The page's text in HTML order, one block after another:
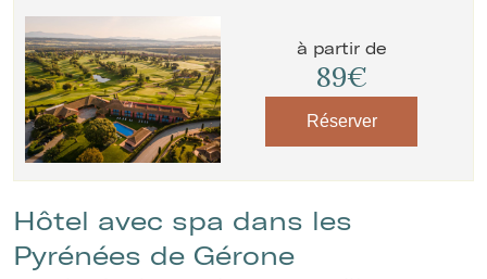
à partir de
89€
Réserver
Hôtel avec spa dans les
Pyrénées de Gérone